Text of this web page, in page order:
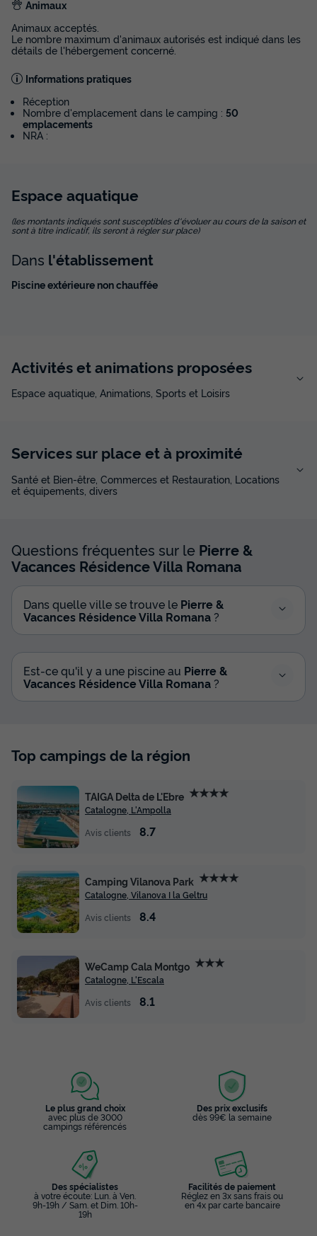
Animaux
Animaux acceptés.
Le nombre maximum d'animaux autorisés est indiqué dans les
détails de l'hébergement concerné.
Informations pratiques
Réception
Nombre d'emplacement dans le camping : 50
emplacements
NRA :
Espace aquatique
(les montants indiqués sont susceptibles d'évoluer au cours de la saison et
sont à titre indicatif, ils seront à régler sur place)
Dans l'établissement
Piscine extérieure non chauffée
Activités et animations proposées
Espace aquatique, Animations, Sports et Loisirs
Services sur place et à proximité
Santé et Bien-être, Commerces et Restauration, Locations
et équipements, divers
Questions fréquentes sur le Pierre &
Vacances Résidence Villa Romana
Dans quelle ville se trouve le Pierre &
Vacances Résidence Villa Romana ?
Est-ce qu'il y a une piscine au Pierre &
Vacances Résidence Villa Romana ?
Top campings de la région
TAIGA Delta de L'Ebre ★★★★
Catalogne, L'Ampolla
Avis clients
8.7
Camping Vilanova Park ★★★★
Catalogne, Vilanova I la Geltru
Avis clients
8.4
WeCamp Cala Montgo ★★★
Catalogne, L'Escala
Avis clients
8.1
Le plus grand choix
avec plus de 3000
campings référencés
Des prix exclusifs
dès 99€ la semaine
Des spécialistes
à votre écoute: Lun. à Ven.
9h-19h / Sam. et Dim. 10h-
19h
Facilités de paiement
Réglez en 3x sans frais ou
en 4x par carte bancaire